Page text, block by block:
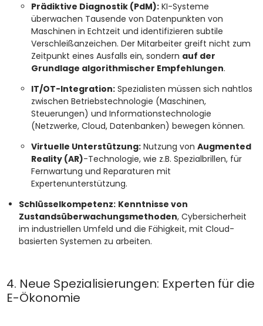
Prädiktive Diagnostik (PdM):KI-Systeme
überwachen Tausende von Datenpunkten von
Maschinen in Echtzeit und identifizieren subtile
Verschleißanzeichen. Der Mitarbeiter greift nicht zum
Zeitpunkt eines Ausfalls ein, sondern auf der
Grundlage algorithmischer Empfehlungen.
IT/OT-Integration:Spezialisten müssen sich nahtlos
zwischen Betriebstechnologie (Maschinen,
Steuerungen) und Informationstechnologie
(Netzwerke, Cloud, Datenbanken) bewegen können.
Virtuelle Unterstützung:Nutzung von Augmented
Reality (AR)-Technologie, wie z.B. Spezialbrillen, für
Fernwartung und Reparaturen mit
Expertenunterstützung.
Schlüsselkompetenz: Kenntnisse von
Zustandsüberwachungsmethoden, Cybersicherheit
im industriellen Umfeld und die Fähigkeit, mit Cloud-
basierten Systemen zu arbeiten.
4. Neue Spezialisierungen: Experten für die
E-Ökonomie